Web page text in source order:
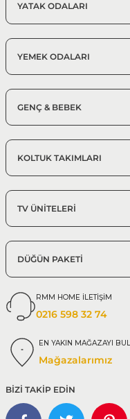
YATAK ODALARI
YEMEK ODALARI
GENÇ & BEBEK
KOLTUK TAKIMLARI
TV ÜNİTELERİ
DÜĞÜN PAKETİ
RMM HOME İLETİŞİM
0216 598 32 74
EN YAKIN MAĞAZAYI
Mağazalarımız
BİZİ TAKİP EDİN